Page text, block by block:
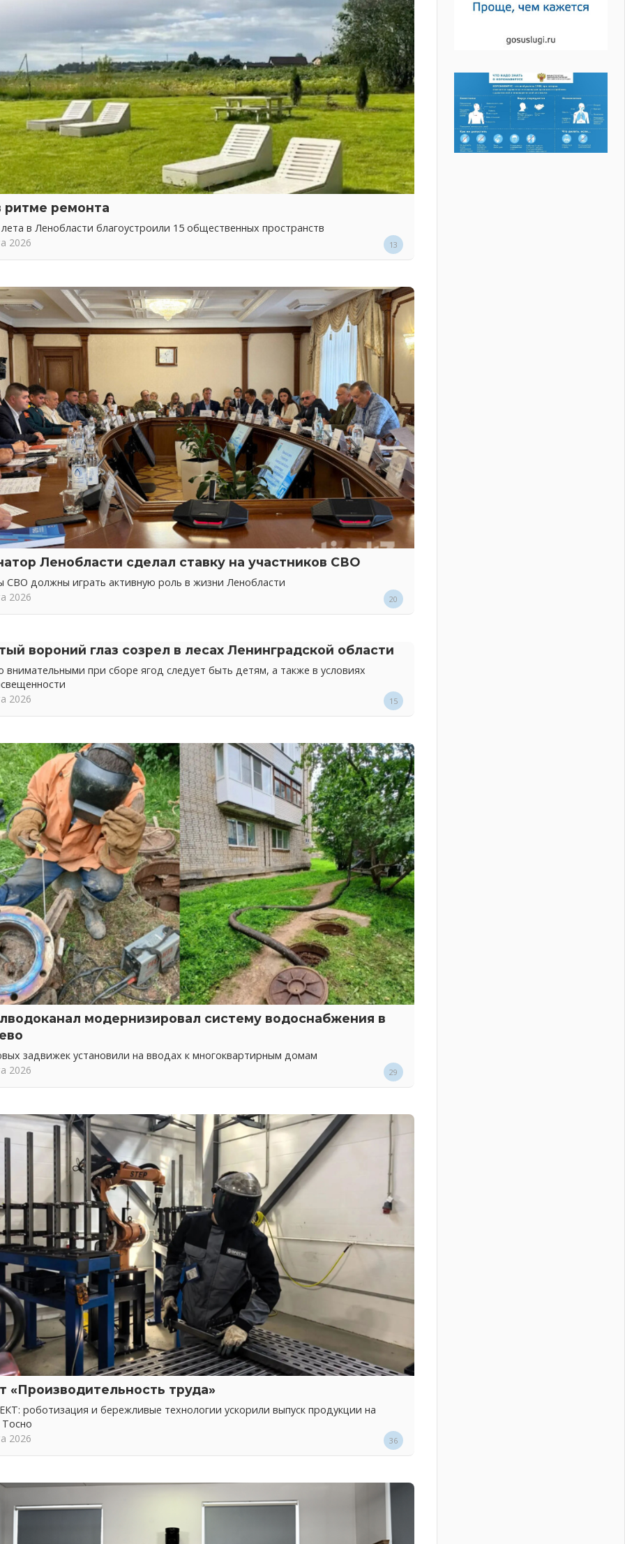
ритме ремонта
в Ленобласти благоустроили 15 общественных пространств
2026
13
Ленобласти сделал ставку на участников СВО
СВО должны играть активную роль в жизни Ленобласти
2026
20
вороний глаз созрел в лесах Ленинградской области
внимательными при сборе ягод следует быть детям, а также в условиях
2026
15
модернизировал систему водоснабжения в
задвижек установили на вводах к многоквартирным домам
2026
29
«Производительность труда»
роботизация и бережливые технологии ускорили выпуск продукции на
2026
36